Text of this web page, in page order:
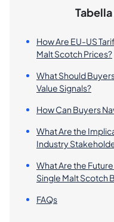
How Are EU-US
Malt Scotch Prices?
What Should
Value Signals?
How Can Buyers
What Are the
Industry
What Are the
Single Malt Scotch
FAQs